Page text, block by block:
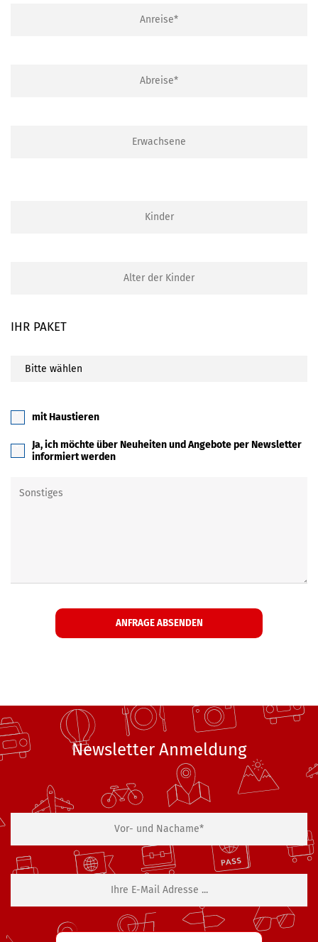
IHR PAKET
mit Haustieren
Ja, ich möchte über Neuheiten und Angebote per Newsletter
informiert werden
Newsletter Anmeldung